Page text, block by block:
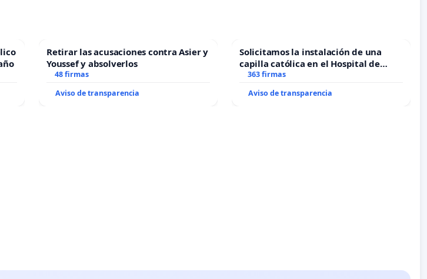
Retirar las acusaciones contra Asier y
Youssef y absolverlos
48 firmas
Aviso de transparencia
Solicitamos la instalación de una
capilla católica en el Hospital de
Alcañiz
363 firmas
Aviso de transparencia